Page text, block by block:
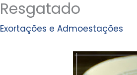
Resgatado
Exortações e Admoestações